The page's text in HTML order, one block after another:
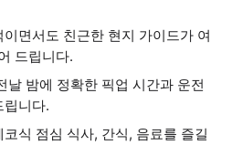
면서도 친근한 현지 가이드가 여
드립니다.
날 밤에 정확한 픽업 시간과 운전
립니다.
식 점심 식사, 간식, 음료를 즐길